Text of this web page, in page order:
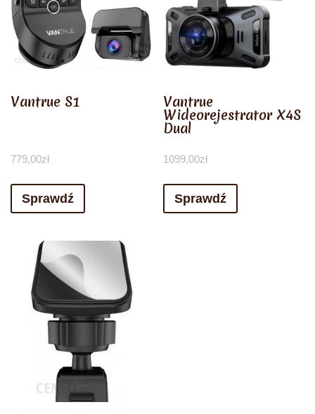
Vantrue S1
779,00zł
Sprawdź
Vantrue
Wideorejestrator X4S
Dual
1099,00zł
Sprawdź